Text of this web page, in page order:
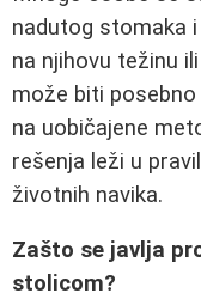
nadutog stomaka
na njihovu težinu
može biti
na uobičajene
rešenja leži u
životnih navika.
Zašto se javlja
stolicom?